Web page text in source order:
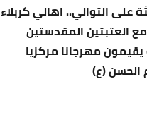
على التوالي.. اهالي كربلاء
العتبتين المقدستين
مهرجانا مركزيا
الحسن (ع)